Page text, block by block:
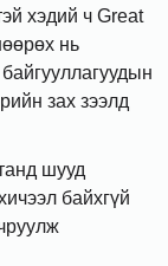
хэдий ч Great
нь
зах зээлд
шууд
байхгүй